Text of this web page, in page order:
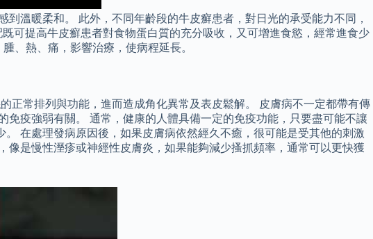
溫暖柔和。 此外，不同年齡段的牛皮癬患者，對日光的承受能力不同，
可提高牛皮癬患者對食物蛋白質的充分吸收，又可增進食慾，經常進食少
、熱、痛，影響治療，使病程延長。
正常排列與功能，進而造成角化異常及表皮鬆解。 皮膚病不一定都帶有傳
疫強弱有關。 通常，健康的人體具備一定的免疫功能，只要盡可能不讓
在處理發病原因後，如果皮膚病依然經久不癒，很可能是受其他的刺激
是慢性溼疹或神經性皮膚炎，如果能夠減少搔抓頻率，通常可以更快獲